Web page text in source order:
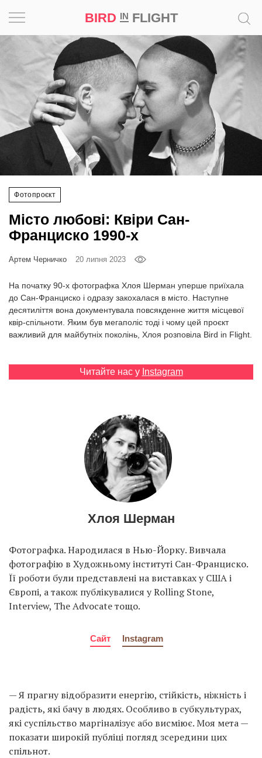
BIRD INFLIGHT
EN
RU
Фотопроєкт
Місто любові: Квіри Сан-
Франциско 1990-х
Артем Черничко 20 липня 2023
На початку 90-х фотографка Хлоя Шерман уперше приїхала
до Сан-Франциско і одразу закохалася в місто. Наступне
десятиліття вона документувала повсякденне життя місцевої
квір-спільноти. Яким був мегаполіс тоді і чому цей проєкт
важливий для майбутніх поколінь, Хлоя розповіла Bird in Flight.
Читайте нас у Instagram
Хлоя Шерман
Фотографка. Народилася в Нью-Йорку. Вивчала
фотографію в Художньому інституті Сан-Франциско.
Її роботи були представлені на виставках у США і
Європі, а також публікувалися у Rolling Stone,
Interview, The Advocate тощо.
Сайт Instagram
— Я прагну відобразити енергію, стійкість, ніжність і
радість, які бачу в людях. Особливо в субкультурах,
які суспільство маргіналізує або висміює. Моя мета —
показати широкій публіці погляд зсередини цих
спільнот.